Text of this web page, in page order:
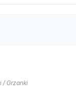
/ Grzanki